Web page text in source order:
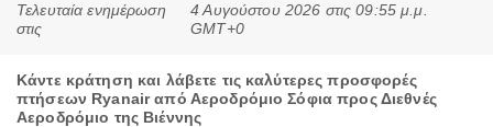
Τελευταία ενημέρωση
στις
4 Αυγούστου 2026 στις 09:55 μ.μ.
GMT+0
Κάντε κράτηση και λάβετε τις καλύτερες προσφορές
πτήσεων Ryanair από Αεροδρόμιο Σόφια προς Διεθνές
Αεροδρόμιο της Βιέννης